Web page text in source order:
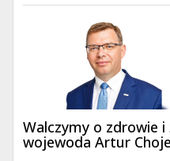
Walczymy o zdrowie
wojewoda Artur